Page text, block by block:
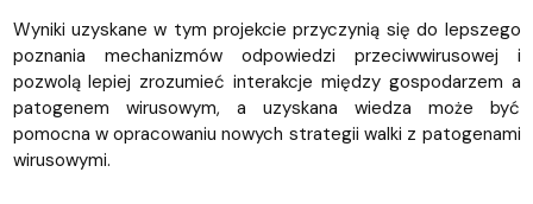
Wyniki uzyskane w tym projekcie przyczynią się do lepszego
poznania mechanizmów odpowiedzi przeciwwirusowej i
pozwolą lepiej zrozumieć interakcje między gospodarzem a
patogenem wirusowym, a uzyskana wiedza może być
pomocna w opracowaniu nowych strategii walki z patogenami
wirusowymi.